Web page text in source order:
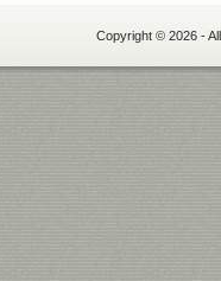
Copyright © 2026 -